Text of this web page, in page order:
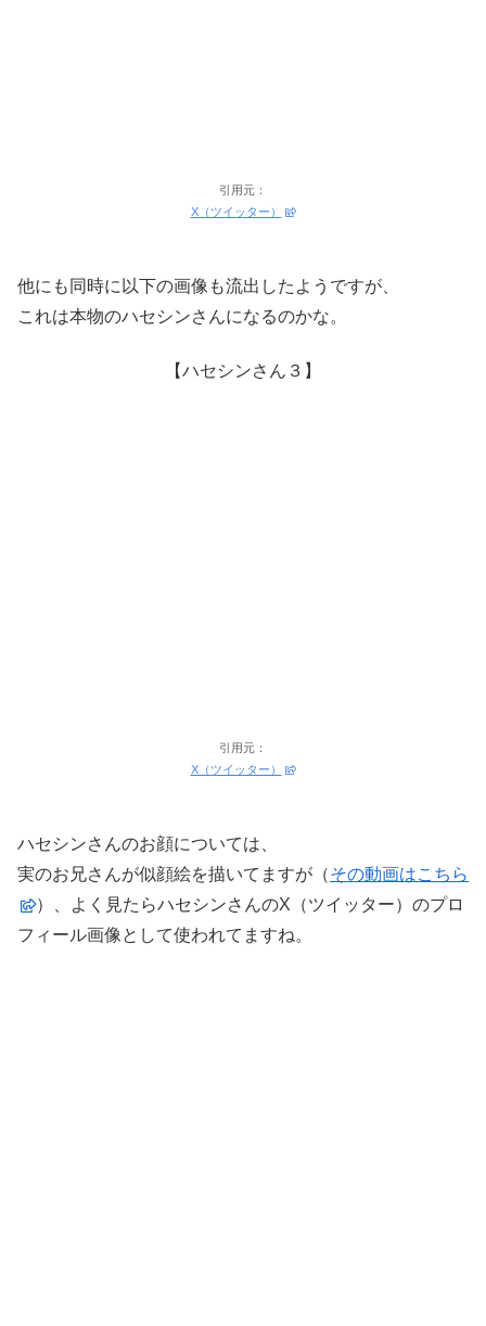
引用元：
X（ツイッター）
他にも同時に以下の画像も流出したようですが、
これは本物のハセシンさんになるのかな。
【ハセシンさん３】
引用元：
X（ツイッター）
ハセシンさんのお顔については、
実のお兄さんが似顔絵を描いてますが（その動画はこちら
）、よく見たらハセシンさんのX（ツイッター）のプロ
フィール画像として使われてますね。